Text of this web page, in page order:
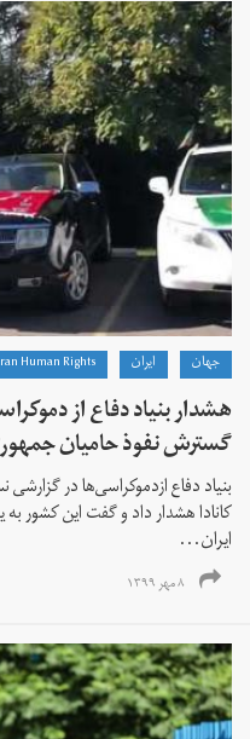
جهان ايران Human Rights
هشدار بنیاد دفاع از
گسترش نفوذ حامیان
بنیاد دفاع ازدموکراسی‌ها در
کانادا هشدار داد و گفت این کشور
ایران...
۸ مهر ۱۳۹۹